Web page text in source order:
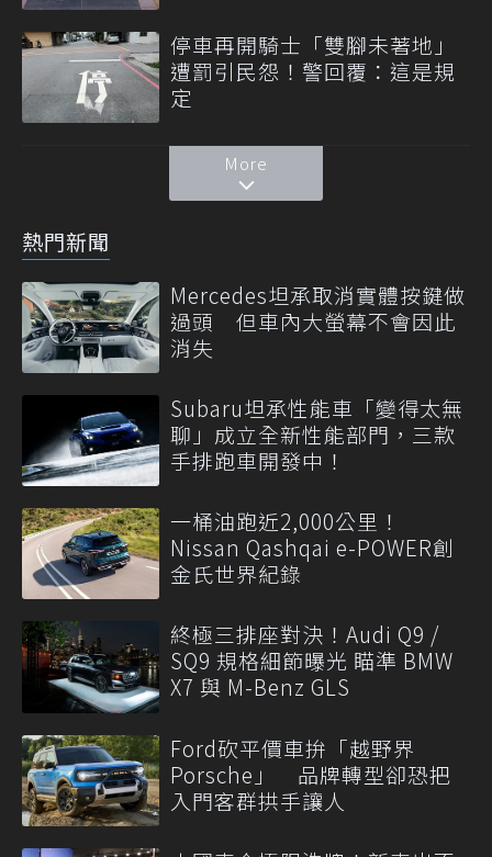
停車再開騎士「雙腳未著地」
遭罰引民怨！警回覆：這是規
定
More
熱門新聞
Mercedes坦承取消實體按鍵做
過頭 但車內大螢幕不會因此
消失
Subaru坦承性能車「變得太無
聊」成立全新性能部門，三款
手排跑車開發中！
一桶油跑近2,000公里！
Nissan Qashqai e-POWER創
金氏世界紀錄
終極三排座對決！Audi Q9 /
SQ9 規格細節曝光 瞄準 BMW
X7 與 M-Benz GLS
Ford砍平價車拚「越野界
Porsche」 品牌轉型卻恐把
入門客群拱手讓人